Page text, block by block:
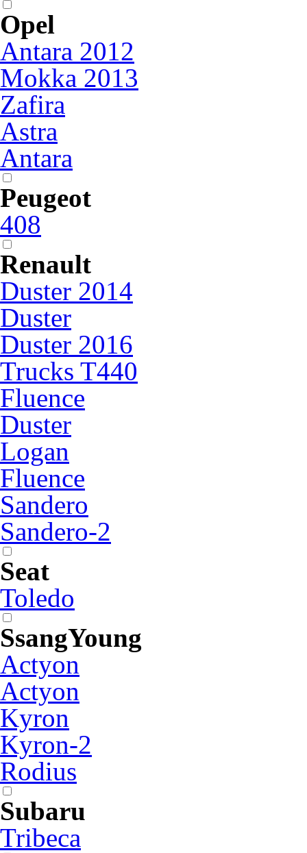
Opel
Antara 2012
Mokka 2013
Zafira
Astra
Antara
Peugeot
408
Renault
Duster 2014
Duster
Duster 2016
Trucks T440
Fluence
Duster
Logan
Fluence
Sandero
Sandero-2
Seat
Toledo
SsangYoung
Actyon
Actyon
Kyron
Kyron-2
Rodius
Subaru
Tribeca